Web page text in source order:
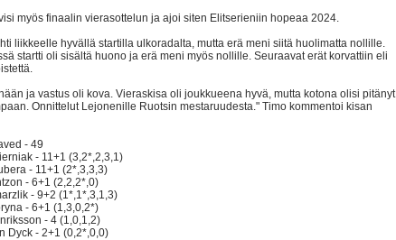
myös finaalin vierasottelun ja ajoi siten Elitserieniin hopeaa 2024.
liikkeelle hyvällä startilla ulkoradalta, mutta erä meni siitä huolimatta nollille.
startti oli sisältä huono ja erä meni myös nollille. Seuraavat erät korvattiin eli
ja vastus oli kova. Vieraskisa oli joukkueena hyvä, mutta kotona olisi pitänyt
Onnittelut Lejonenille Ruotsin mestaruudesta." Timo kommentoi kisan
- 49
- 11+1 (3,2*,2,3,1)
- 11+1 (2*,3,3,3)
- 6+1 (2,2,2*,0)
- 9+2 (1*,1*,3,1,3)
- 6+1 (1,3,0,2*)
- 4 (1,0,1,2)
Dyck - 2+1 (0,2*,0,0)